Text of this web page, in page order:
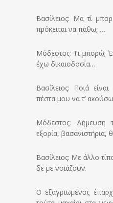
Βασίλειος: Μα τί
πρόκειται να πάθω; …
Μόδεστος: Τι μπορώ;
έχω δικαιοδοσία…
Βασίλειος: Ποιά
πέστα μου να τ’
Μόδεστος: Δήμευση
εξορία, βασανιστήρια,
Βασίλειος: Με άλλο
δε με νοιάζουν.
Ο εξαγριωμένος